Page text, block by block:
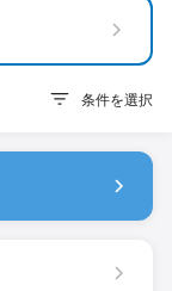
条件を選択